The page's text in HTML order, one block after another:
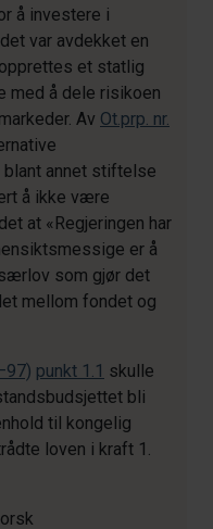
å investere i
var avdekket en
et statlig
med å dele risikoen
Av Ot.prp. nr.
blant annet stiftelse
å ikke være
at «Regjeringen har
er å
som gjør det
mellom fondet og
punkt 1.1 skulle
bli
til kongelig
loven i kraft 1.